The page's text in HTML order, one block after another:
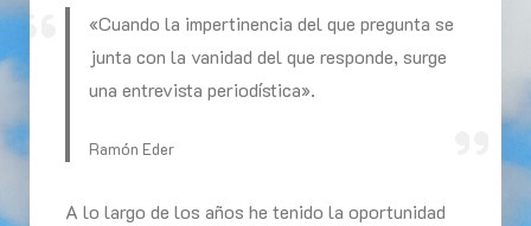
«Cuando la impertinencia del que pregunta se
junta con la vanidad del que responde, surge
una entrevista periodística».
Ramón Eder
A lo largo de los años he tenido la oportunidad